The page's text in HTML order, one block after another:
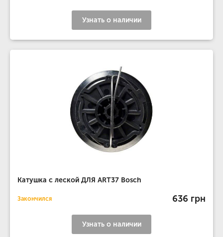
Узнать о наличии
Катушка с леской ДЛЯ ART37 Bosch
Закончился 636 грн
Узнать о наличии